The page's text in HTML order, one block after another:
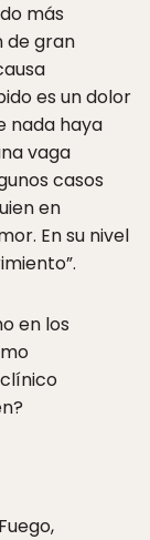
más
de gran
es un dolor
nada haya
vaga
casos
en
En su nivel
en los